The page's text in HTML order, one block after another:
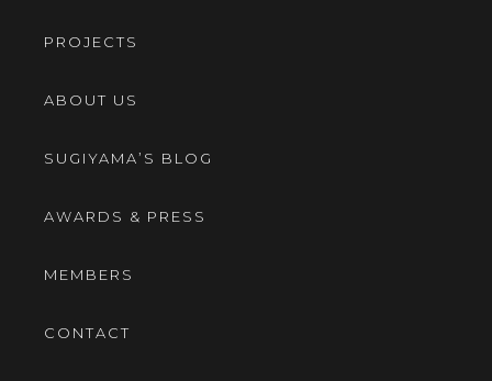
PROJECTS
ABOUT US
SUGIYAMA’S BLOG
AWARDS & PRESS
MEMBERS
CONTACT